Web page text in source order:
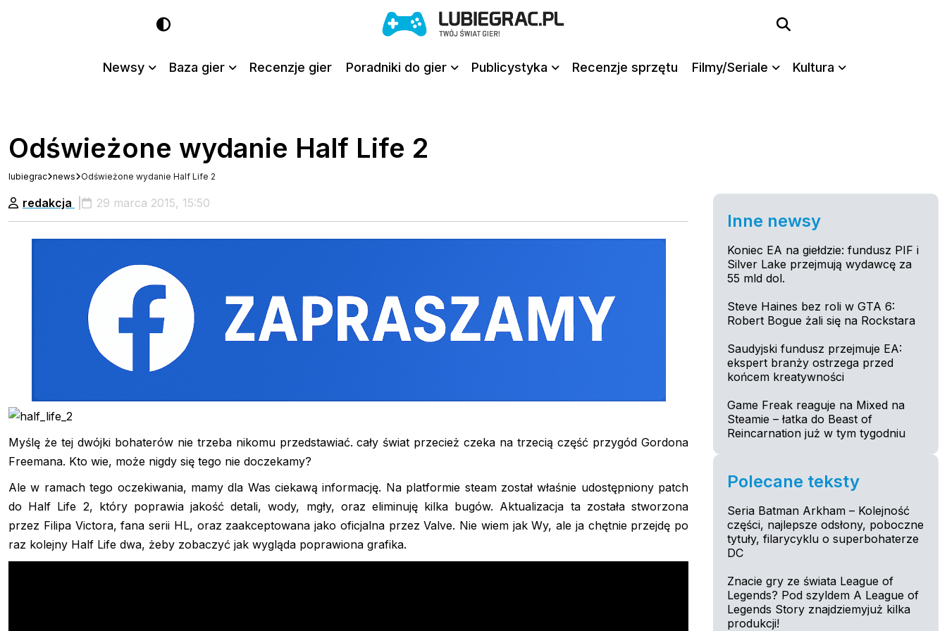
Newsy Baza gier Recenzje gier Poradniki do gier Publicystyka Recenzje sprzętu Filmy/Seriale Kultura
Odświeżone wydanie Half Life 2
lubiegrac news Odświeżone wydanie Half Life 2
redakcja 29 marca 2015, 15:50
Myślę że tej dwójki bohaterów nie trzeba nikomu przedstawiać. cały świat przecież czeka na trzecią część przygód Gordona
Freemana. Kto wie, może nigdy się tego nie doczekamy?
Ale w ramach tego oczekiwania, mamy dla Was ciekawą informację. Na platformie steam został właśnie udostępniony patch
do Half Life 2, który poprawia jakość detali, wody, mgły, oraz eliminuję kilka bugów. Aktualizacja ta została stworzona
przez Filipa Victora, fana serii HL, oraz zaakceptowana jako oficjalna przez Valve. Nie wiem jak Wy, ale ja chętnie przejdę po
raz kolejny Half Life dwa, żeby zobaczyć jak wygląda poprawiona grafika.
Inne newsy
Koniec EA na giełdzie: fundusz PIF i
Silver Lake przejmują wydawcę za
55 mld dol.
Steve Haines bez roli w GTA 6:
Robert Bogue żali się na Rockstara
Saudyjski fundusz przejmuje EA:
ekspert branży ostrzega przed
końcem kreatywności
Game Freak reaguje na Mixed na
Steamie – łatka do Beast of
Reincarnation już w tym tygodniu
Polecane teksty
Seria Batman Arkham – Kolejność
części, najlepsze odsłony, poboczne
tytuły, filarycyklu o superbohaterze
DC
Znacie gry ze świata League of
Legends? Pod szyldem A League of
Legends Story znajdziemyjuż kilka
produkcji!